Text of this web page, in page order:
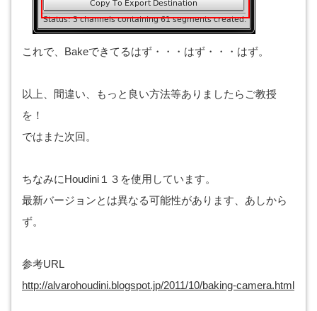
これで、Bakeできてるはず・・・はず・・・はず。
以上、間違い、もっと良い方法等ありましたらご教授
を！
ではまた次回。
ちなみにHoudini１３を使用しています。
最新バージョンとは異なる可能性があります、あしから
ず。
参考URL
http://alvarohoudini.blogspot.jp/2011/10/baking-camera.html